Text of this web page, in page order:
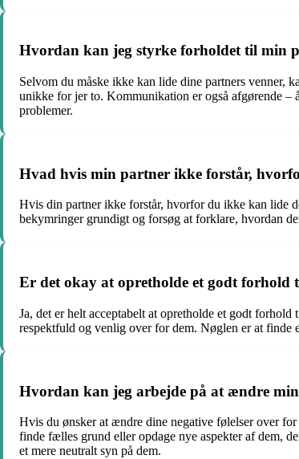
Hvordan kan jeg styrke forholdet til min
Selvom du måske ikke kan lide dine partners venner,
unikke for jer to. Kommunikation er også afgørende –
problemer.
Hvad hvis min partner ikke forstår,
Hvis din partner ikke forstår, hvorfor du ikke kan lide
bekymringer grundigt og forsøg at forklare, hvordan
Er det okay at opretholde et godt forhold
Ja, det er helt acceptabelt at opretholde et godt
respektfuld og venlig over for dem. Nøglen er at finde
Hvordan kan jeg arbejde på at ændre
Hvis du ønsker at ændre dine negative følelser over
finde fælles grund eller opdage nye aspekter af dem,
et mere neutralt syn på dem.